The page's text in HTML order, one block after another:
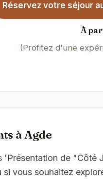
Réservez votre séjour
À
(Profitez d'une
à Agde
'Présentation de "Côté
si vous souhaitez